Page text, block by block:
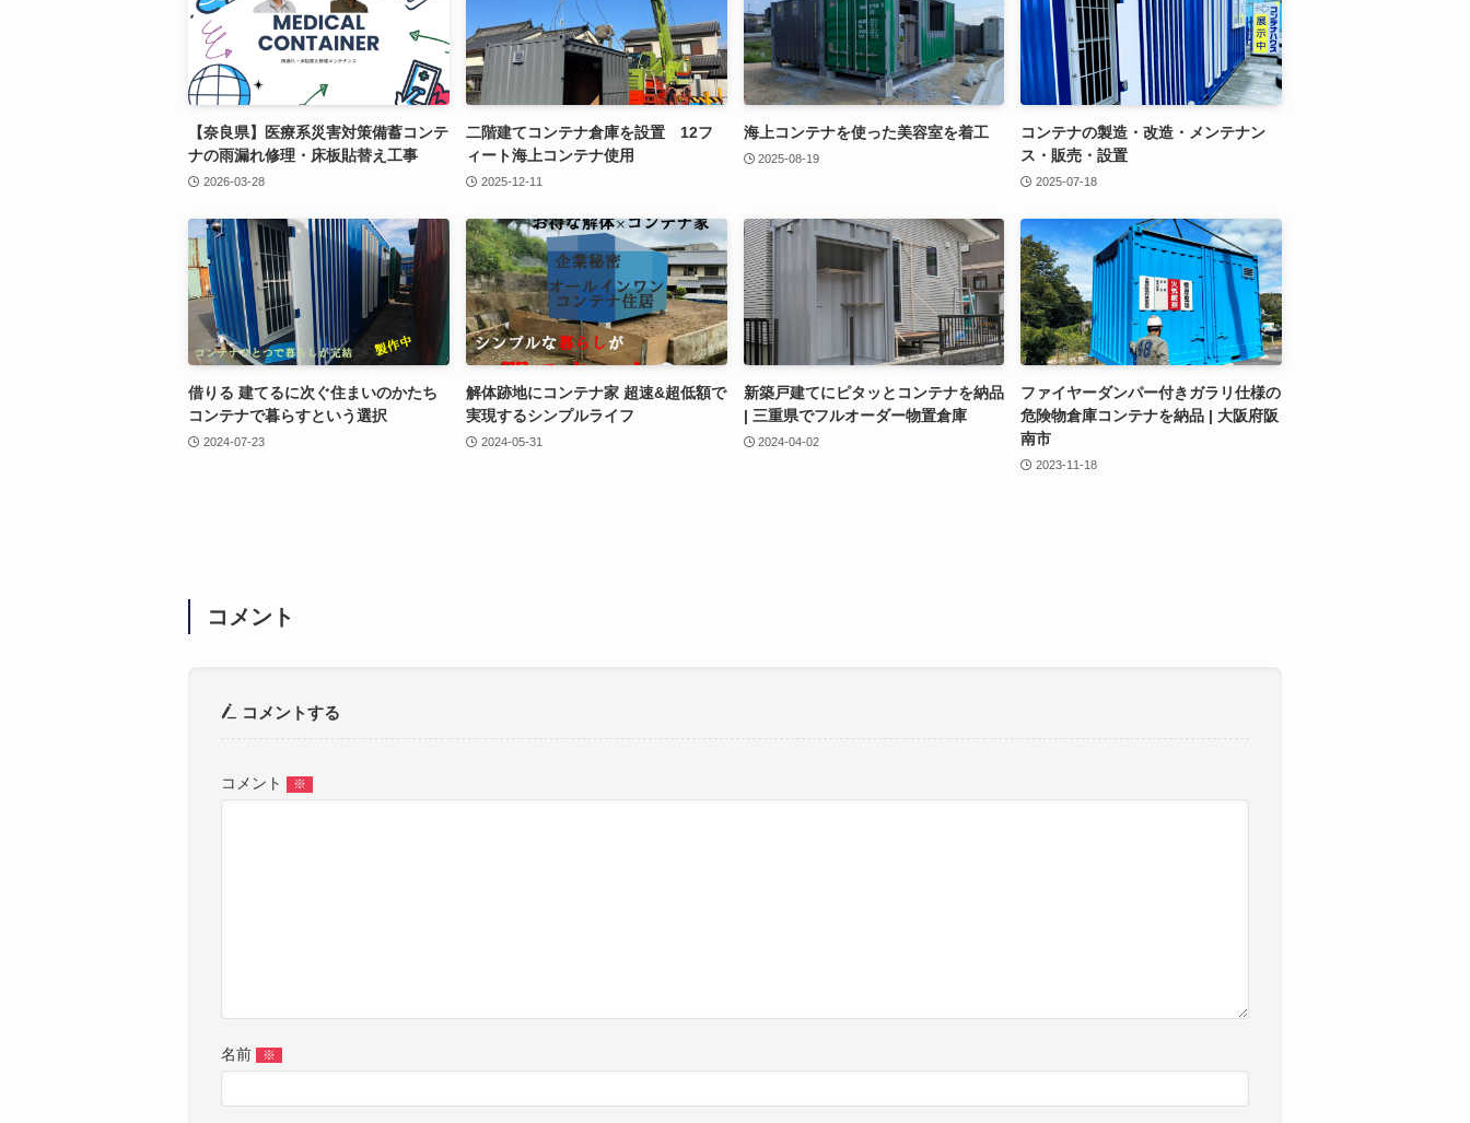
【奈良県】医療系災害対策備蓄コンテ
ナの雨漏れ修理・床板貼替え工事
2026-03-28
二階建てコンテナ倉庫を設置 12フ
ィート海上コンテナ使用
2025-12-11
海上コンテナを使った美容室を着工
2025-08-19
コンテナの製造・改造・メンテナン
ス・販売・設置
2025-07-18
借りる 建てるに次ぐ住まいのかたち
コンテナで暮らすという選択
2024-07-23
解体跡地にコンテナ家 超速&超低額で
実現するシンプルライフ
2024-05-31
新築戸建てにピタッとコンテナを納品
| 三重県でフルオーダー物置倉庫
2024-04-02
ファイヤーダンパー付きガラリ仕様の
危険物倉庫コンテナを納品 | 大阪府阪
南市
2023-11-18
コメント
コメントする
コメント ※
名前 ※